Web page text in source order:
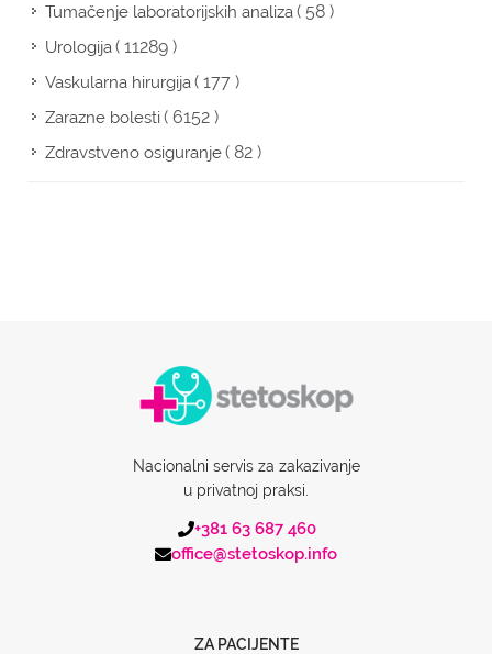
Tumačenje laboratorijskih analiza( 58 )
Urologija( 11289 )
Vaskularna hirurgija( 177 )
Zarazne bolesti( 6152 )
Zdravstveno osiguranje( 82 )
Nacionalni servis za zakazivanje
u privatnoj praksi.
+381 63 687 460
office@stetoskop.info
ZA PACIJENTE